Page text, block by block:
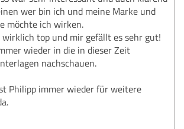
wer bin ich und meine Marke und
möchte ich wirken.
wirklich top und mir gefällt es sehr gut!
wieder in die in dieser Zeit
nachschauen.
Philipp immer wieder für weitere